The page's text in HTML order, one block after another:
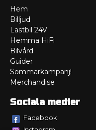
Hem
Billjud
Lastbil 24V
Hemma HiFi
Bilvård
Guider
Sommarkampanj!
Merchandise
Sociala medier
Facebook